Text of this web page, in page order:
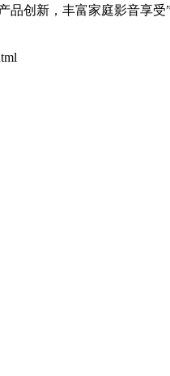
品创新，丰富家庭影音享